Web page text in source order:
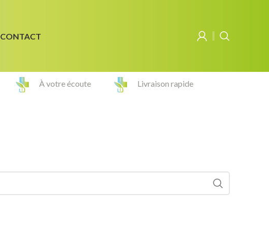
CONTACT
À votre écoute Livraison rapide